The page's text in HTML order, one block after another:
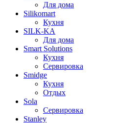
Для дома
Silikomart
Кухня
SILK-KA
Для дома
Smart Solutions
Кухня
Сервировка
Smidge
Кухня
Отдых
Sola
Сервировка
Stanley